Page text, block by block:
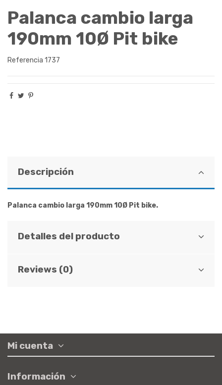
Palanca cambio larga
190mm 10Ø Pit bike
Referencia 1737
Descripción
Palanca cambio larga 190mm 10Ø Pit bike.
Detalles del producto
Reviews (0)
Mi cuenta
Información